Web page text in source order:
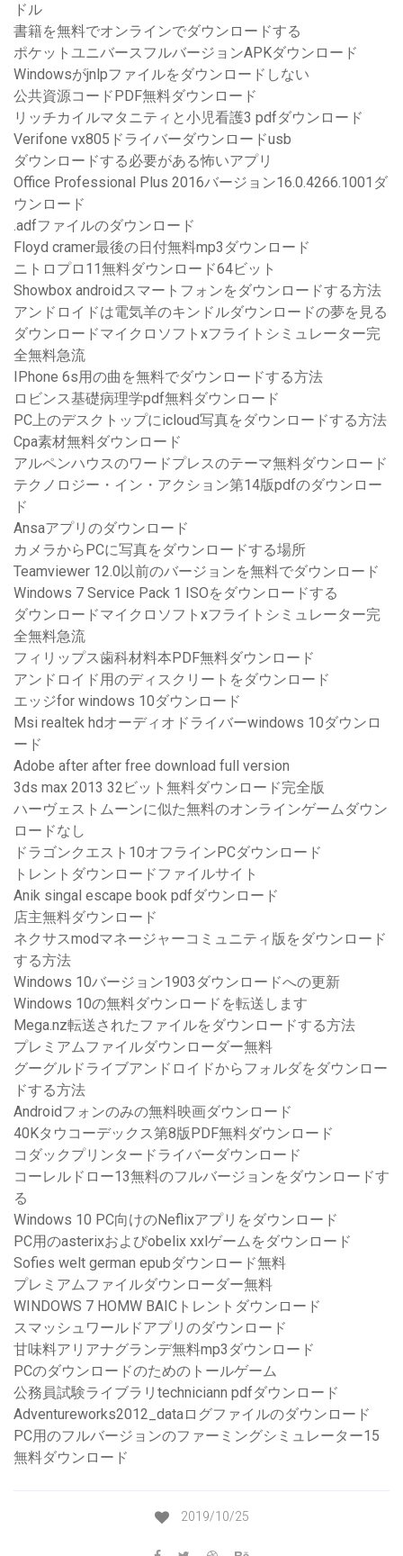
ドル
書籍を無料でオンラインでダウンロードする
ポケットユニバースフルバージョンAPKダウンロード
Windowsがjnlpファイルをダウンロードしない
公共資源コードPDF無料ダウンロード
リッチカイルマタニティと小児看護3 pdfダウンロード
Verifone vx805ドライバーダウンロードusb
ダウンロードする必要がある怖いアプリ
Office Professional Plus 2016バージョン16.0.4266.1001ダ
ウンロード
.adfファイルのダウンロード
Floyd cramer最後の日付無料mp3ダウンロード
ニトロプロ11無料ダウンロード64ビット
Showbox androidスマートフォンをダウンロードする方法
アンドロイドは電気羊のキンドルダウンロードの夢を見る
ダウンロードマイクロソフトxフライトシミュレーター完
全無料急流
IPhone 6s用の曲を無料でダウンロードする方法
ロビンス基礎病理学pdf無料ダウンロード
PC上のデスクトップにicloud写真をダウンロードする方法
Cpa素材無料ダウンロード
アルペンハウスのワードプレスのテーマ無料ダウンロード
テクノロジー・イン・アクション第14版pdfのダウンロー
ド
Ansaアプリのダウンロード
カメラからPCに写真をダウンロードする場所
Teamviewer 12.0以前のバージョンを無料でダウンロード
Windows 7 Service Pack 1 ISOをダウンロードする
ダウンロードマイクロソフトxフライトシミュレーター完
全無料急流
フィリップス歯科材料本PDF無料ダウンロード
アンドロイド用のディスクリートをダウンロード
エッジfor windows 10ダウンロード
Msi realtek hdオーディオドライバーwindows 10ダウンロ
ード
Adobe after after free download full version
3ds max 2013 32ビット無料ダウンロード完全版
ハーヴェストムーンに似た無料のオンラインゲームダウン
ロードなし
ドラゴンクエスト10オフラインPCダウンロード
トレントダウンロードファイルサイト
Anik singal escape book pdfダウンロード
店主無料ダウンロード
ネクサスmodマネージャーコミュニティ版をダウンロード
する方法
Windows 10バージョン1903ダウンロードへの更新
Windows 10の無料ダウンロードを転送します
Mega.nz転送されたファイルをダウンロードする方法
プレミアムファイルダウンローダー無料
グーグルドライブアンドロイドからフォルダをダウンロー
ドする方法
Androidフォンのみの無料映画ダウンロード
40Kタウコーデックス第8版PDF無料ダウンロード
コダックプリンタードライバーダウンロード
コーレルドロー13無料のフルバージョンをダウンロードす
る
Windows 10 PC向けのNeflixアプリをダウンロード
PC用のasterixおよびobelix xxlゲームをダウンロード
Sofies welt german epubダウンロード無料
プレミアムファイルダウンローダー無料
WINDOWS 7 HOMW BAICトレントダウンロード
スマッシュワールドアプリのダウンロード
甘味料アリアナグランデ無料mp3ダウンロード
PCのダウンロードのためのトールゲーム
公務員試験ライブラリtechniciann pdfダウンロード
Adventureworks2012_dataログファイルのダウンロード
PC用のフルバージョンのファーミングシミュレーター15
無料ダウンロード
2019/10/25